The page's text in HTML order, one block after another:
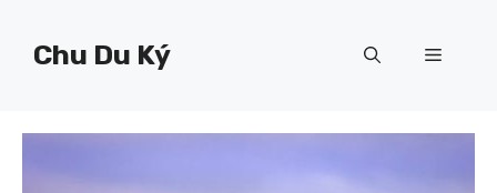
Chu Du Ký Menu